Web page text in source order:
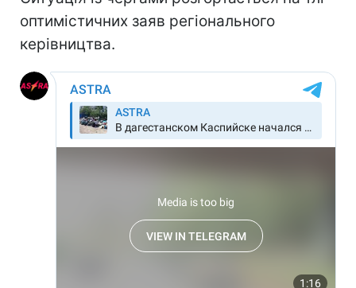
оптимістичних заяв регіонального
керівництва.